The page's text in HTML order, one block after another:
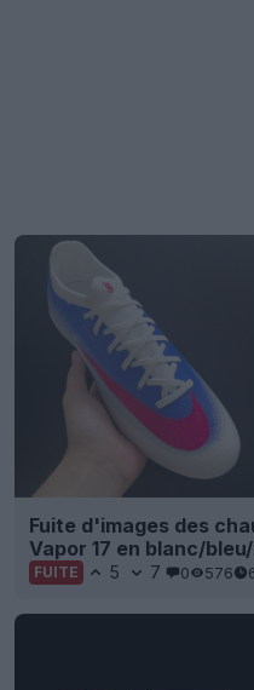
Fuite d'images des
Vapor 17 en blanc/
FUITE 5 7 0 576